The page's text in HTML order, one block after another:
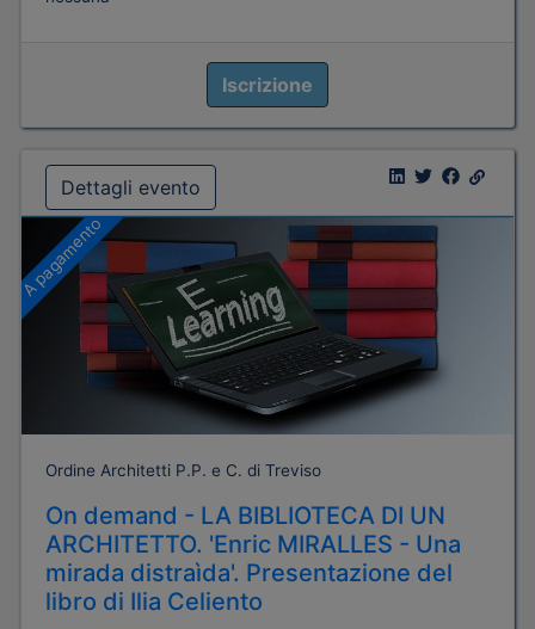
Iscrizione
Dettagli evento
A pagamento
Ordine Architetti P.P. e C. di Treviso
On demand - LA BIBLIOTECA DI UN
ARCHITETTO. 'Enric MIRALLES - Una
mirada distraìda'. Presentazione del
libro di Ilia Celiento